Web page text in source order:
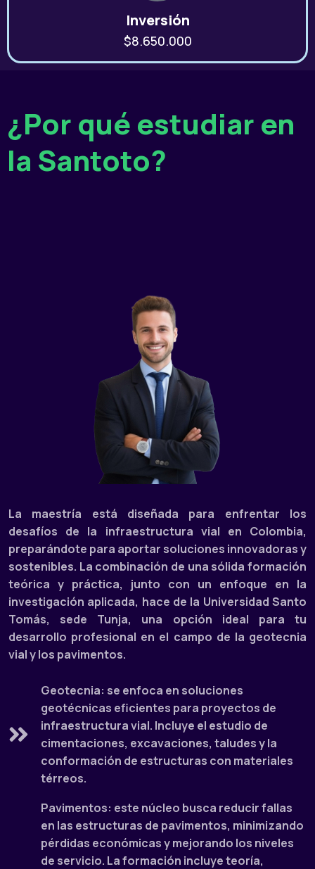
Inversión
$8.650.000
¿Por qué estudiar en
la Santoto?
La maestría está diseñada para enfrentar los
desafíos de la infraestructura vial en Colombia,
preparándote para aportar soluciones innovadoras y
sostenibles. La combinación de una sólida formación
teórica y práctica, junto con un enfoque en la
investigación aplicada, hace de la Universidad Santo
Tomás, sede Tunja, una opción ideal para tu
desarrollo profesional en el campo de la geotecnia
vial y los pavimentos.
Geotecnia: se enfoca en soluciones
geotécnicas eficientes para proyectos de
infraestructura vial. Incluye el estudio de
cimentaciones, excavaciones, taludes y la
conformación de estructuras con materiales
térreos.
Pavimentos: este núcleo busca reducir fallas
en las estructuras de pavimentos, minimizando
pérdidas económicas y mejorando los niveles
de servicio. La formación incluye teoría,